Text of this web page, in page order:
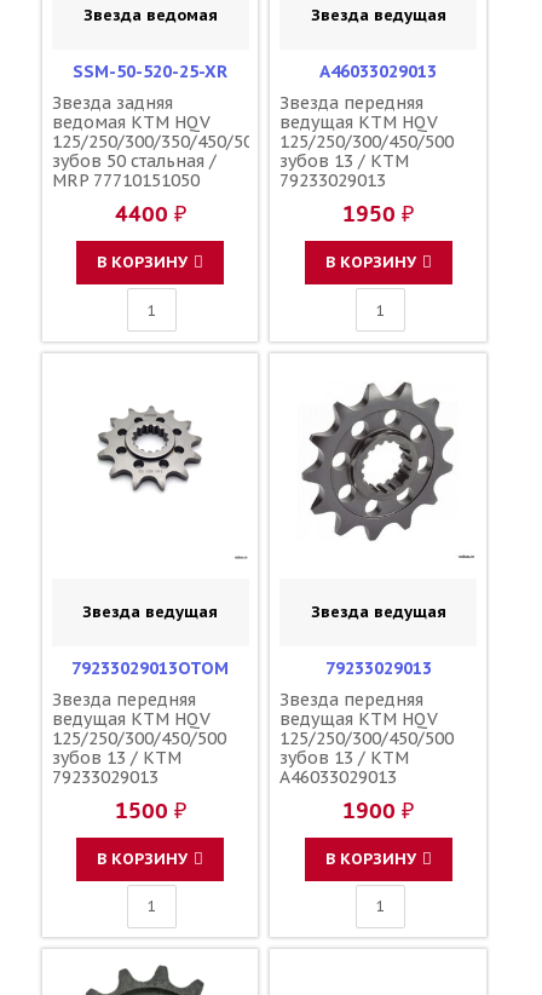
Звезда ведомая
SSM-50-520-25-XR
Звезда задняя
ведомая KTM HQV
125/250/300/350/450/500
зубов 50 стальная /
MRP 77710151050
4400 ₽
В КОРЗИНУ
Звезда ведущая
A46033029013
Звезда передняя
ведущая KTM HQV
125/250/300/450/500
зубов 13 / KTM
79233029013
1950 ₽
В КОРЗИНУ
Звезда ведущая
79233029013OTOM
Звезда передняя
ведущая KTM HQV
125/250/300/450/500
зубов 13 / KTM
79233029013
1500 ₽
В КОРЗИНУ
Звезда ведущая
79233029013
Звезда передняя
ведущая KTM HQV
125/250/300/450/500
зубов 13 / KTM
A46033029013
1900 ₽
В КОРЗИНУ